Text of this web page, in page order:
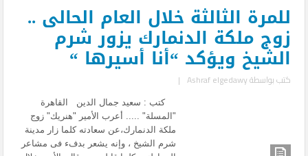
للمرة الثالثة خلال العام الحالى ..
زوج ملكة الدنمارك يزور شرم
الشيخ ويؤكد “أنا أسيرها “
كتب بواسطةAshraf elgedawy
|
كتب : سعيد جمال الدين القاهرة
"المسلة" ..... أعرب الأمير "هنريك" زوج
ملكة الدنمارك،عن سعادته كلما زار مدينة
شرم الشيخ ، وإنه يشعر بدفء فى مشاعر